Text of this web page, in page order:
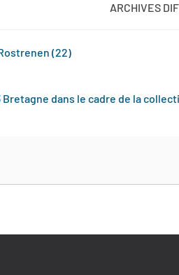
ARCHIVES
(22)
Bretagne dans le cadre de la